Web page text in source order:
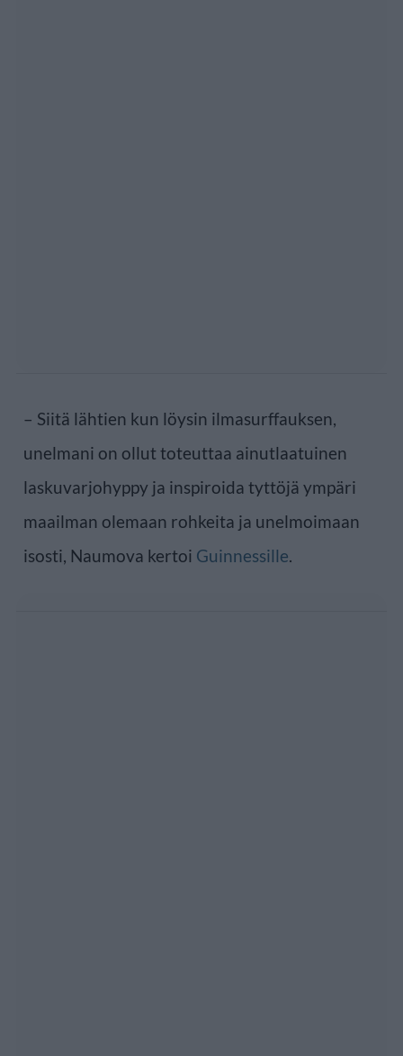
– Siitä lähtien kun löysin ilmasurffauksen,
unelmani on ollut toteuttaa ainutlaatuinen
laskuvarjohyppy ja inspiroida tyttöjä ympäri
maailman olemaan rohkeita ja unelmoimaan
isosti, Naumova kertoi Guinnessille.